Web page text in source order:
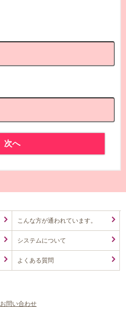
次へ
こんな方が通われています。
システムについて
よくある質問
お問い合わせ